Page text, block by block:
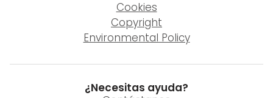
Cookies
Copyright
Environmental Policy
¿Necesitas ayuda?